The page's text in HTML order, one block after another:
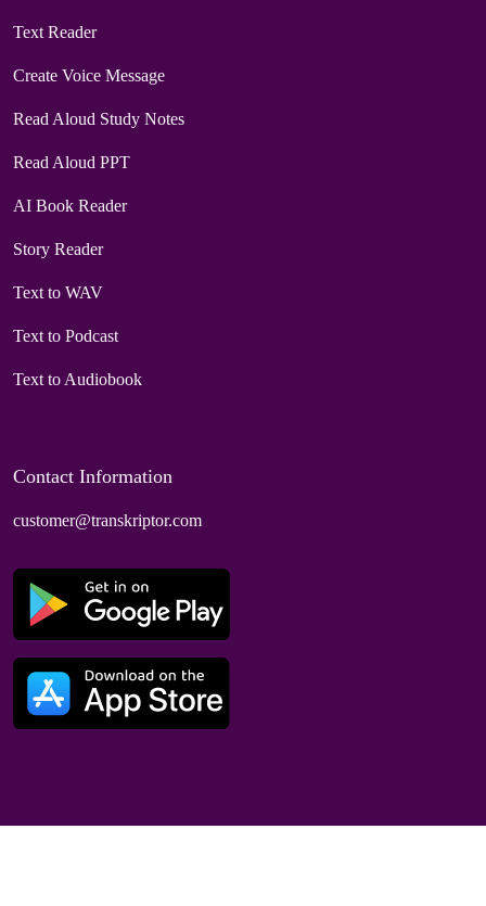
Text Reader
Create Voice Message
Read Aloud Study Notes
Read Aloud PPT
AI Book Reader
Story Reader
Text to WAV
Text to Podcast
Text to Audiobook
Contact Information
customer@transkriptor.com